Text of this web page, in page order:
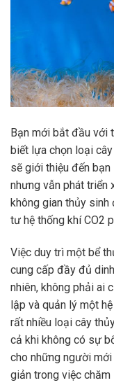
Bạn mới bắt đầu với
biết lựa chọn loại
sẽ giới thiệu đến
nhưng vẫn phát triển
không gian thủy
tư hệ thống khí CO2
Việc duy trì một bể
cung cấp đầy đủ
nhiên, không phải ai
lập và quản lý một
rất nhiều loại cây
cả khi không có sự
cho những người
giản trong việc chăm